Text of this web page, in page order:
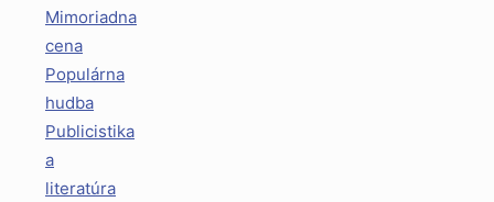
Mimoriadna
cena
Populárna
hudba
Publicistika
a
literatúra